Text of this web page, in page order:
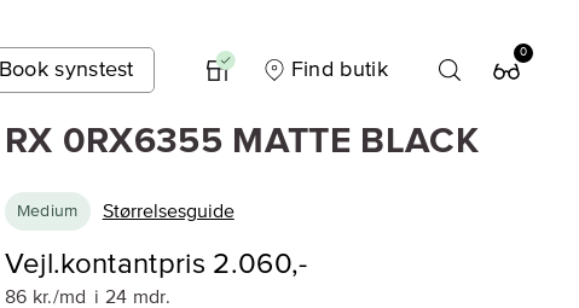
Book synstest Find butik
0
RX 0RX6355 MATTE BLACK
Medium Størrelsesguide
Vejl.kontantpris 2.060,-
86 kr./md i 24 mdr.